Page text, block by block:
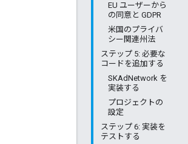
EU ユーザーから
の同意と GDPR
米国のプライバ
シー関連州法
ステップ 5: 必要な
コードを追加する
SKAdNetwork を
実装する
プロジェクトの
設定
ステップ 6: 実装を
テストする